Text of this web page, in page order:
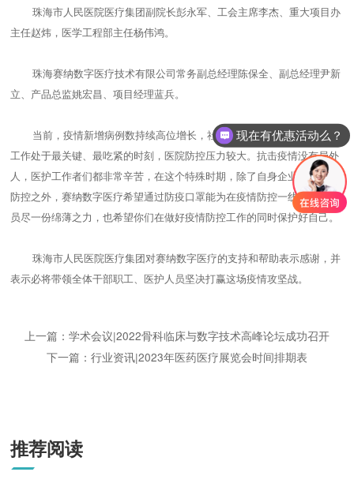
珠海市人民医院医疗集团副院长彭永军、工会主席李杰、重大项目办
主任赵炜，医学工程部主任杨伟鸿。
珠海赛纳数字医疗技术有限公司常务副总经理陈保全、副总经理尹新
立、产品总监姚宏昌、项目经理蓝兵。
当前，疫情新增病例数持续高位增长，社会面病例数持续上升，防控
工作处于最关键、最吃紧的时刻，医院防控压力较大。抗击疫情没有局外
人，医护工作者们都非常辛苦，在这个特殊时期，除了自身企业加强疫情
防控之外，赛纳数字医疗希望通过防疫口罩能为在疫情防控一线的工作人
员尽一份绵薄之力，也希望你们在做好疫情防控工作的同时保护好自己。
珠海市人民医院医疗集团对赛纳数字医疗的支持和帮助表示感谢，并
表示必将带领全体干部职工、医护人员坚决打赢这场疫情攻坚战。
上一篇：学术会议|2022骨科临床与数字技术高峰论坛成功召开
下一篇：行业资讯|2023年医药医疗展览会时间排期表
推荐阅读
现在有优惠活动么？